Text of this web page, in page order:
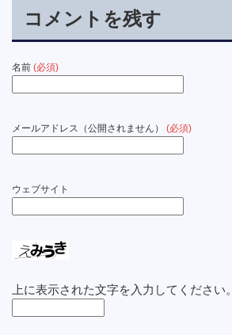
コメントを残す
名前 (必須)
メールアドレス（公開されません） (必須)
ウェブサイト
上に表示された文字を入力してください。